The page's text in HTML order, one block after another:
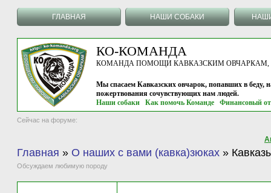
ГЛАВНАЯ НАШИ СОБАКИ
КО-КОМАНДА
КОМАНДА ПОМОЩИ КАВКАЗСКИМ ОВЧАРКАМ, г.
Мы спасаем Кавказских овчарок, попавших в беду,
пожертвования сочувствующих нам людей.
Наши собаки
Как помочь Команде Финансовый
Сейчас на форуме:
Главная » О наших с вами (кавка)зюках »
Обсуждаем любимую породу